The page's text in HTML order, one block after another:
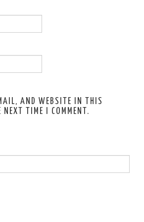
AND WEBSITE IN THIS
NEXT TIME I COMMENT.